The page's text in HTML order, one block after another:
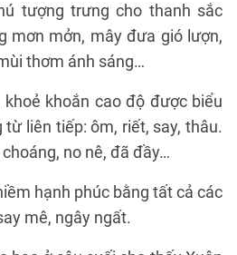
tượng trưng cho thanh sắc
mơn mởn, mây đưa gió lượn,
thơm ánh sáng…
khoắn cao độ được biểu
từ liên tiếp: ôm, riết, say, thâu.
no nê, đã đầy…
hạnh phúc bằng tất cả các
mê, ngây ngất.